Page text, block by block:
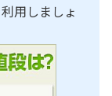
用しましょ